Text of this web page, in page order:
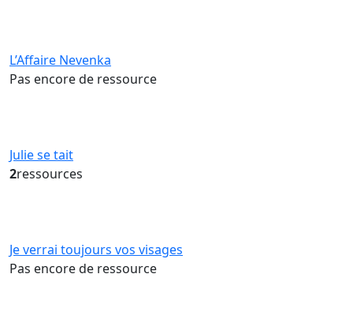
L’Affaire Nevenka
Pas encore de ressource
Julie se tait
2ressources
Je verrai toujours vos visages
Pas encore de ressource